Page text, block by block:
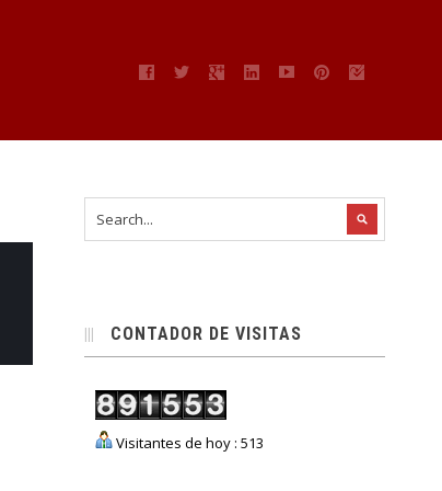
CONTADOR DE VISITAS
Visitantes de hoy : 513